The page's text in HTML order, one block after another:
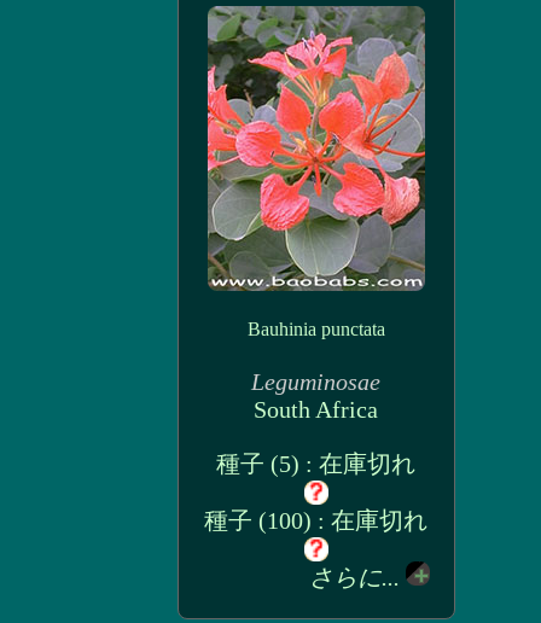
Bauhinia punctata
Leguminosae
South Africa
種子 (5) : 在庫切れ
種子 (100) : 在庫切れ
さらに...